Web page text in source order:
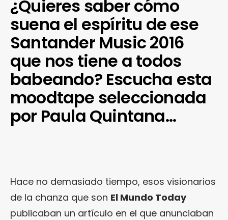
¿Quieres saber cómo
suena el espíritu de ese
Santander Music 2016
que nos tiene a todos
babeando? Escucha esta
moodtape seleccionada
por Paula Quintana…
Hace no demasiado tiempo, esos visionarios
de la chanza que son El Mundo Today
publicaban un artículo en el que anunciaban